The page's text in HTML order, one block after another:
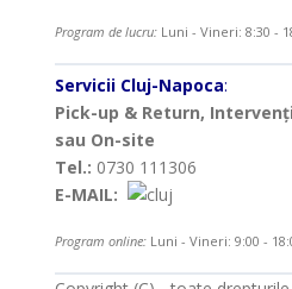
Program de lucru:Luni - Vineri: 8:30 -
Servicii Cluj-Napoca:
Pick-up & Return,
sau On-site
Tel.: 0730 111306
E-MAIL:
Program online:Luni - Vineri: 9:00 -